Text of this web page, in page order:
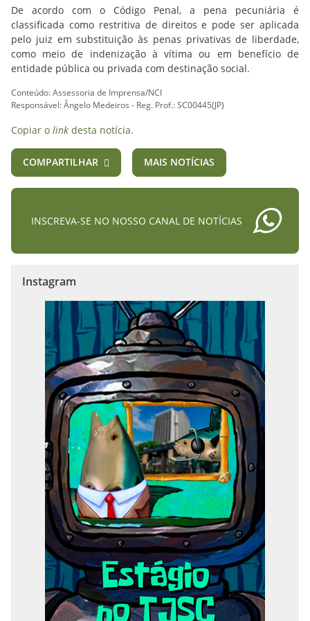
De acordo com o Código Penal, a pena pecuniária é
classificada como restritiva de direitos e pode ser aplicada
pelo juiz em substituição às penas privativas de liberdade,
como meio de indenização à vítima ou em benefício de
entidade pública ou privada com destinação social.
Conteúdo: Assessoria de Imprensa/NCI
Responsável: Ângelo Medeiros - Reg. Prof.: SC00445(JP)
Copiar o link desta notícia.
COMPARTILHAR MAIS NOTÍCIAS
INSCREVA-SE NO NOSSO CANAL DE NOTÍCIAS
Instagram